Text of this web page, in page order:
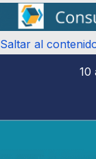
Saltar al
10